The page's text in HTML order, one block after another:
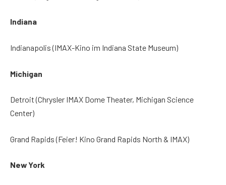
Indiana
Indianapolis (IMAX-Kino im Indiana State Museum)
Michigan
Detroit (Chrysler IMAX Dome Theater, Michigan Science
Center)
Grand Rapids (Feier! Kino Grand Rapids North & IMAX)
New York